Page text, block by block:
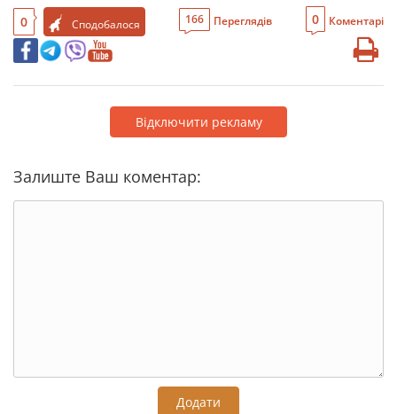
0 Сподобалося 166 Переглядів 0 Коментарі
Відключити рекламу
Залиште Ваш коментар:
Додати